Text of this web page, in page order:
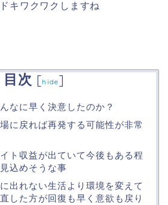
キワクワクしますね
目次 [hide]
なに早く決意したのか？
に戻れば再発する可能性が非常
ト収益が出ていて今後もある程
込めそうな事
出れない生活より環境を変えて
した方が回復も早く意欲も戻り